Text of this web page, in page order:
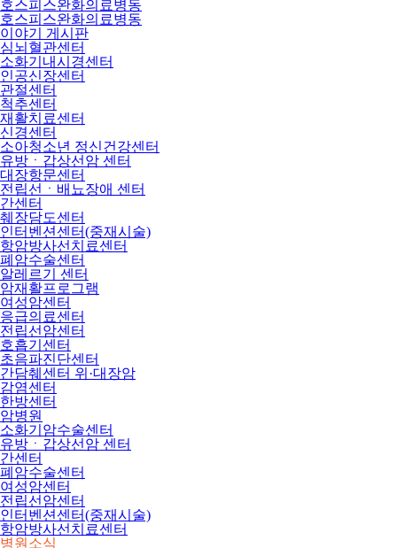
호스피스완화의료병동
호스피스완화의료병동
이야기 게시판
심뇌혈관센터
소화기내시경센터
인공신장센터
관절센터
척추센터
재활치료센터
신경센터
소아청소년 정신건강센터
유방ㆍ갑상선암 센터
대장항문센터
전립선ㆍ배뇨장애 센터
간센터
췌장담도센터
인터벤션센터(중재시술)
항암방사선치료센터
폐암수술센터
알레르기 센터
암재활프로그램
여성암센터
응급의료센터
전립선암센터
호흡기센터
초음파진단센터
간담췌센터 위·대장암
감염센터
한방센터
암병원
소화기암수술센터
유방ㆍ갑상선암 센터
간센터
폐암수술센터
여성암센터
전립선암센터
인터벤션센터(중재시술)
항암방사선치료센터
병원소식